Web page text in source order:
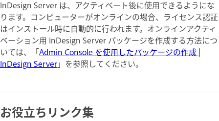
InDesign Server は、アクティベート後に使用できるようにな
ります。コンピューターがオンラインの場合、ライセンス認証
はインストール時に自動的に行われます。オンラインアクティ
ベーション用 InDesign Server パッケージを作成する方法につ
いては、「Admin Console を使用したパッケージの作成 |
InDesign Server」を参照してください。
お役立ちリンク集